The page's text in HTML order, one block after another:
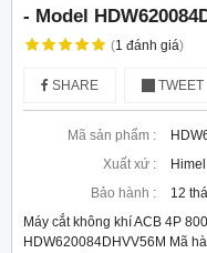
- Model
(1 đánh giá)
SHARE TWEET
Mã sản phẩm :
Xuất xứ :
Himel
Bảo hành :
12
Máy cắt không khí ACB 4P
HDW620084DHVV56M Mã